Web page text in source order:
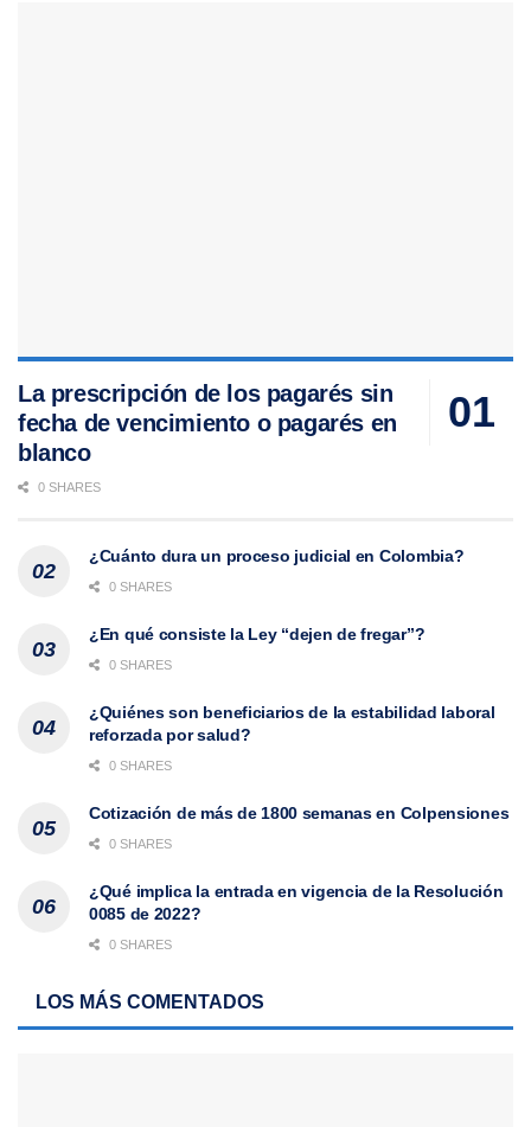
La prescripción de los pagarés sin
fecha de vencimiento o pagarés en
blanco
0 SHARES
¿Cuánto dura un proceso judicial en Colombia?
0 SHARES
¿En qué consiste la Ley “dejen de fregar”?
0 SHARES
¿Quiénes son beneficiarios de la estabilidad laboral
reforzada por salud?
0 SHARES
Cotización de más de 1800 semanas en Colpensiones
0 SHARES
¿Qué implica la entrada en vigencia de la Resolución
0085 de 2022?
0 SHARES
LOS MÁS COMENTADOS